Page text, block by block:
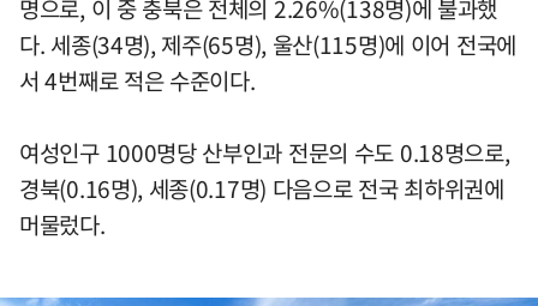
명으로, 이 중 충북은 전체의 2.26%(138명)에 불과했
다. 세종(34명), 제주(65명), 울산(115명)에 이어 전국에
서 4번째로 적은 수준이다.
여성인구 1000명당 산부인과 전문의 수도 0.18명으로,
경북(0.16명), 세종(0.17명) 다음으로 전국 최하위권에
머물렀다.